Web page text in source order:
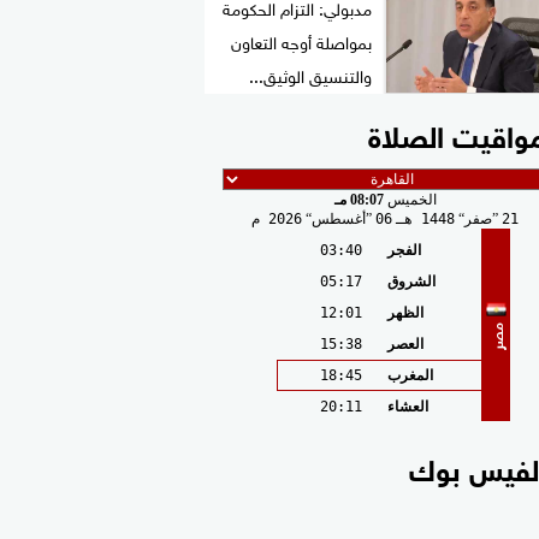
مدبولي: التزام الحكومة
بمواصلة أوجه التعاون
والتنسيق الوثيق...
الصلاة
الخميس08:07 مـ
21 صفر 1448 هـ 06 أغسطس 2026 م
مصر
الفجر
03:40
الشروق
05:17
الظهر
12:01
العصر
15:38
المغرب
18:45
العشاء
20:11
بوك